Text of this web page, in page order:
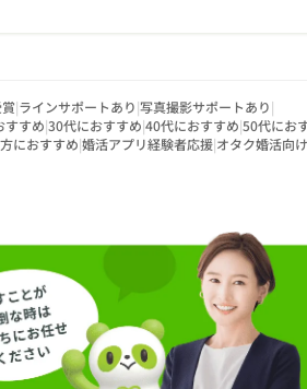
|ラインサポートあり|写真撮影サポートあり|
すすめ|30代におすすめ|40代におすすめ|50代にお
におすすめ|婚活アプリ経験者応援|オタク婚活向け